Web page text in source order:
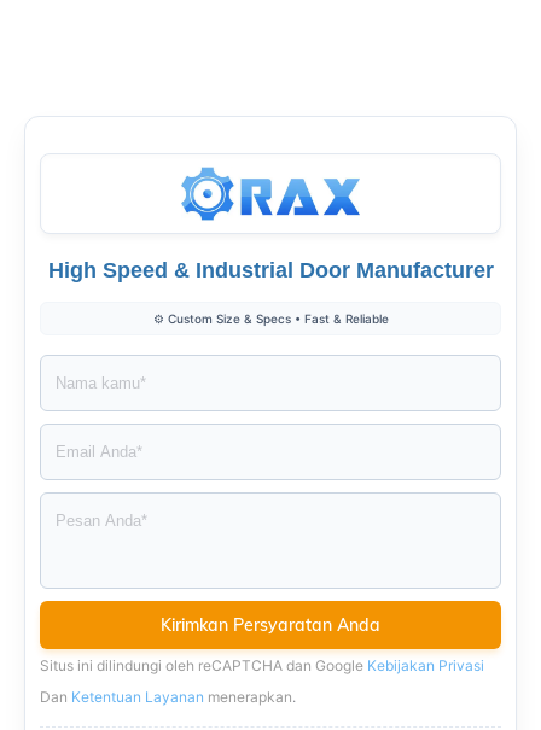
High Speed & Industrial Door Manufacturer
⚙️ Custom Size & Specs • Fast & Reliable
Situs ini dilindungi oleh reCAPTCHA dan Google Kebijakan Privasi
Dan Ketentuan Layanan menerapkan.